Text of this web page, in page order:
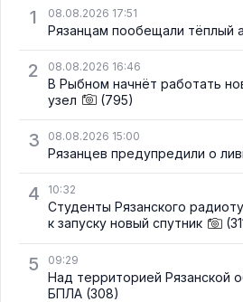
1 08.08.2026 17:51
Рязанцам пообещали тёплый
2 08.08.2026 16:46
В Рыбном начнёт работать
узел
(795)
3 08.08.2026 15:00
Рязанцев предупредили о
4 10:32
Студенты Рязанского
к запуску новый спутник
5 09:29
Над территорией Рязанской
БПЛА (308)